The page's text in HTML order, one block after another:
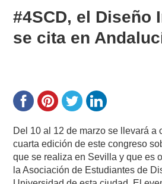
#4SCD, el Diseño
se cita en
Del 10 al 12 de marzo se llevará a
cuarta edición de este congreso
que se realiza en Sevilla y que es
la Asociación de Estudiantes de